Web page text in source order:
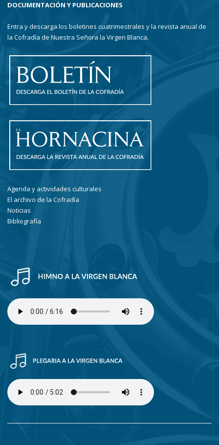
DOCUMENTACIÓN Y PUBLICACIONES
Entra y descarga los boletines cuatrimestrales y la revista anual de
la Cofradía de Nuestra Señora la Virgen Blanca.
Agenda y actividades culturales
El archivo de la Cofradía
Noticias
Bibliografía